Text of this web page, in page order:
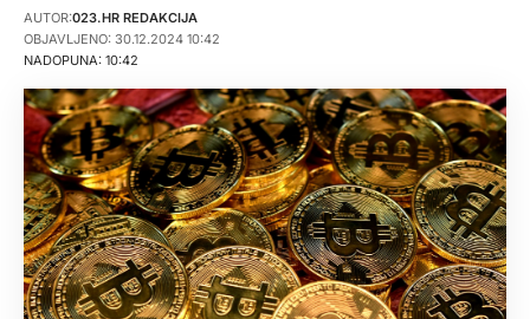
NADOPUNA: 10:42
AUTOR:023.HR REDAKCIJA
OBJAVLJENO: 30.12.2024 10:42